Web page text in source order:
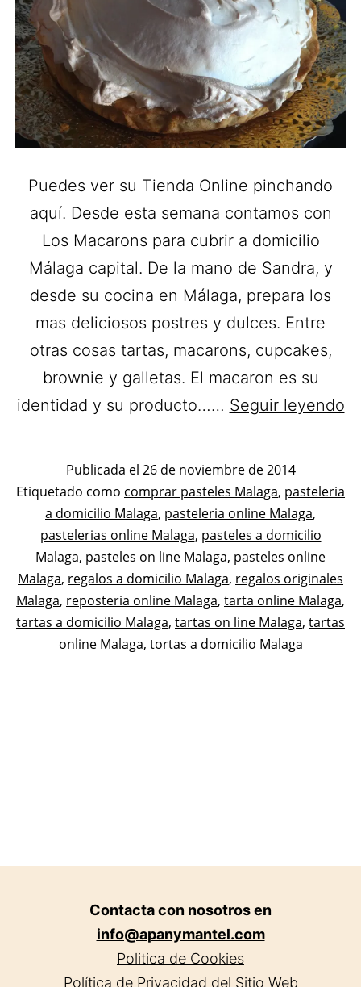
Puedes ver su Tienda Online pinchando
aquí. Desde esta semana contamos con
Los Macarons para cubrir a domicilio
Málaga capital. De la mano de Sandra, y
desde su cocina en Málaga, prepara los
mas deliciosos postres y dulces. Entre
otras cosas tartas, macarons, cupcakes,
brownie y galletas. El macaron es su
identidad y su producto…… Seguir leyendo
a
Publicada el 26 de noviembre de 2014
Categorizado
como
Pastelerías
Asociadas
Apanymantel
Etiquetado como comprar pasteles Malaga, pasteleria
a domicilio Malaga, pasteleria online Malaga,
pastelerias online Malaga, pasteles a domicilio
Malaga, pasteles on line Malaga, pasteles online
Malaga, regalos a domicilio Malaga, regalos originales
Malaga, reposteria online Malaga, tarta online Malaga,
tartas a domicilio Malaga, tartas on line Malaga, tartas
online Malaga, tortas a domicilio Malaga
Contacta con nosotros en
info@apanymantel.com
Politica de Cookies
Política de Privacidad del Sitio Web